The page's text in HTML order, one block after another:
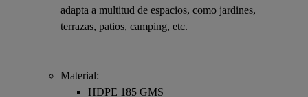
adapta a multitud de espacios, como jardines,
terrazas, patios, camping, etc.
Material:
HDPE 185 GMS